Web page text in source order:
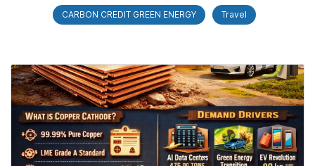
CARBON CREDIT GREEN ENERGY Travel